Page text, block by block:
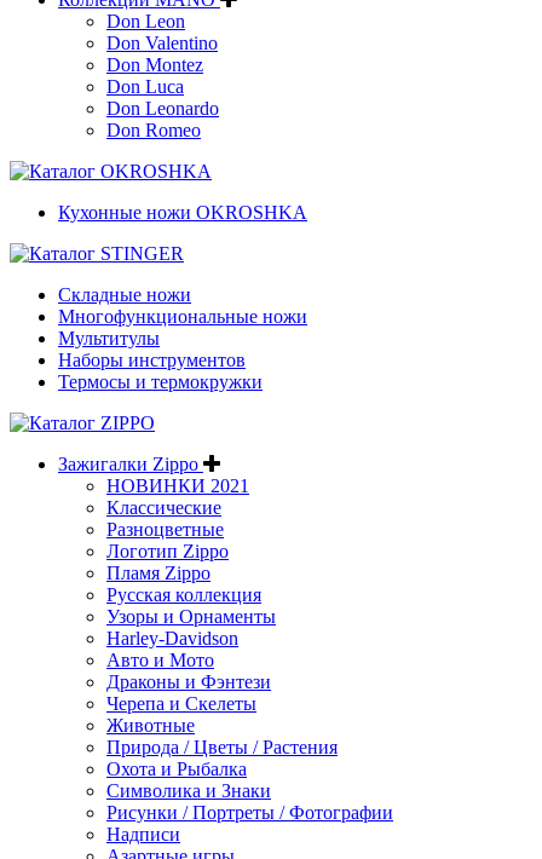
Don Leon
Don Valentino
Don Montez
Don Luca
Don Leonardo
Don Romeo
Кухонные ножи OKROSHKA
Складные ножи
Многофункциональные ножи
Мультитулы
Наборы инструментов
Термосы и термокружки
Зажигалки Zippo
НОВИНКИ 2021
Классические
Разноцветные
Логотип Zippo
Пламя Zippo
Русская коллекция
Узоры и Орнаменты
Harley-Davidson
Авто и Мото
Драконы и Фэнтези
Черепа и Скелеты
Животные
Природа / Цветы / Растения
Охота и Рыбалка
Символика и Знаки
Рисунки / Портреты / Фотографии
Надписи